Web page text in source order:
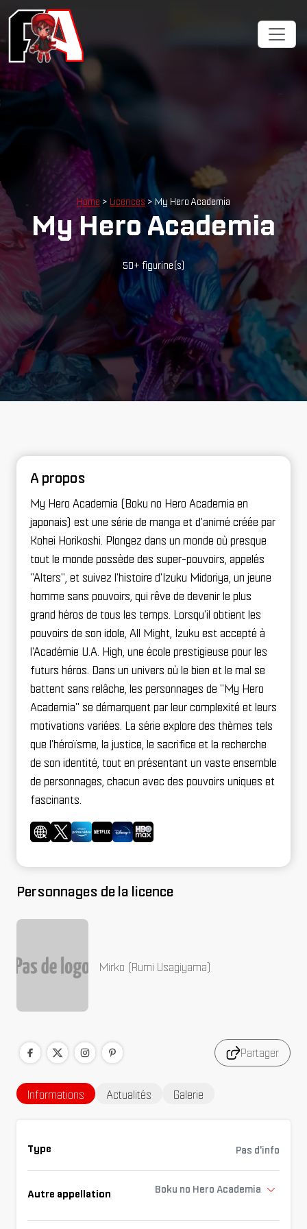
Home > Licences > My Hero Academia
My Hero Academia
50+ figurine(s)
A propos
My Hero Academia (Boku no Hero Academia en
japonais) est une série de manga et d'animé créée par
Kohei Horikoshi. Plongez dans un monde où presque
tout le monde possède des super-pouvoirs, appelés
"Alters", et suivez l'histoire d'Izuku Midoriya, un jeune
homme sans pouvoirs, qui rêve de devenir le plus
grand héros de tous les temps. Lorsqu'il obtient les
pouvoirs de son idole, All Might, Izuku est accepté à
l'Académie U.A. High, une école prestigieuse pour les
futurs héros. Dans un univers où le bien et le mal se
battent sans relâche, les personnages de "My Hero
Academia" se démarquent par leur complexité et leurs
motivations variées. La série explore des thèmes tels
que l'héroïsme, la justice, le sacrifice et la recherche
de son identité, tout en présentant un vaste ensemble
de personnages, chacun avec des pouvoirs uniques et
fascinants.
Personnages de la licence
Mirko (Rumi Usagiyama)
Partager
Informations Actualités Galerie
Type Pas d'info
Autre appellation Boku no Hero Academia